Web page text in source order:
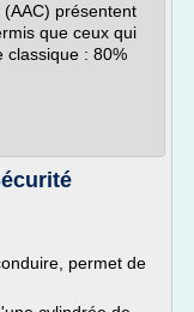
présentent
que ceux qui
classique : 80%
permet de